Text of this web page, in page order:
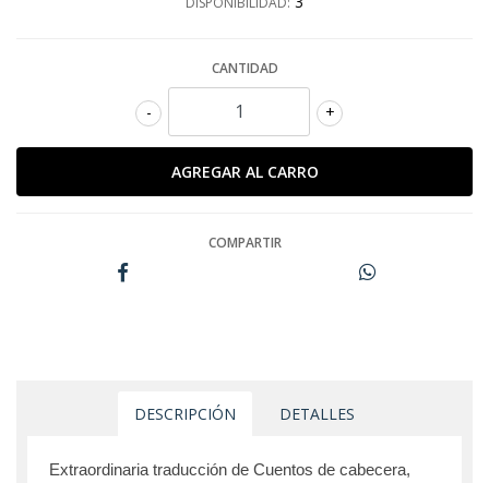
CANTIDAD
+
-
COMPARTIR
DESCRIPCIÓN DETALLES
Extraordinaria traducción de Cuentos de cabecera,